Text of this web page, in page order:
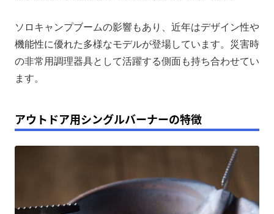
ソロキャンプブームの影響もあり、近年はデザイン性や
機能性に優れた多様なモデルが登場しています。災害時
の非常用調理器具として活躍する側面も持ち合わせてい
ます。
アウトドア用シングルバーナーの特徴